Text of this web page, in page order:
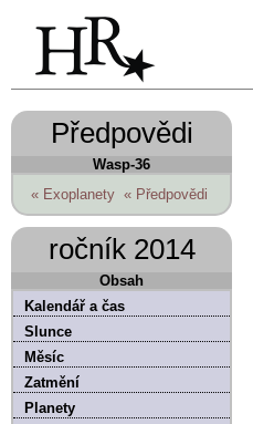
Předpovědi
Wasp-36
« Exoplanety « Předpovědi
ročník 2014
Obsah
Kalendář a čas
Slunce
Měsíc
Zatmění
Planety